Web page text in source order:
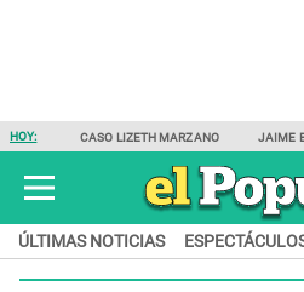
HOY: CASO LIZETH MARZANO JAIME
ÚLTIMAS NOTICIAS